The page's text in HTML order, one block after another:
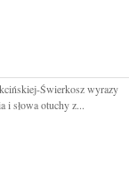
Świerkosz wyrazy
i słowa otuchy z...